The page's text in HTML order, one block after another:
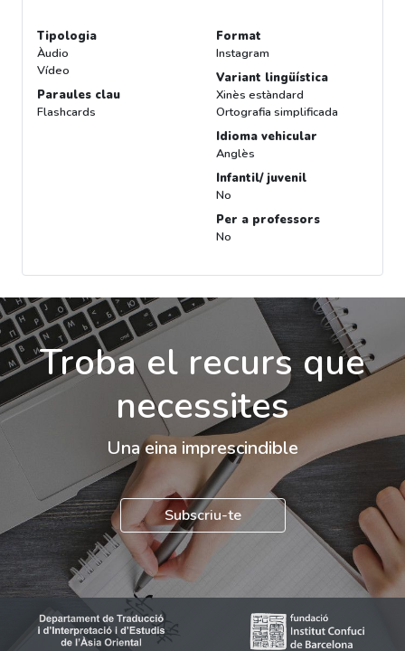
Tipologia
Àudio
Vídeo
Paraules clau
Flashcards
Format
Instagram
Variant lingüística
Xinès estàndard
Ortografia simplificada
Idioma vehicular
Anglès
Infantil/ juvenil
No
Per a professors
No
Troba el recurs que
necessites
Una eina imprescindible
Subscriu-te